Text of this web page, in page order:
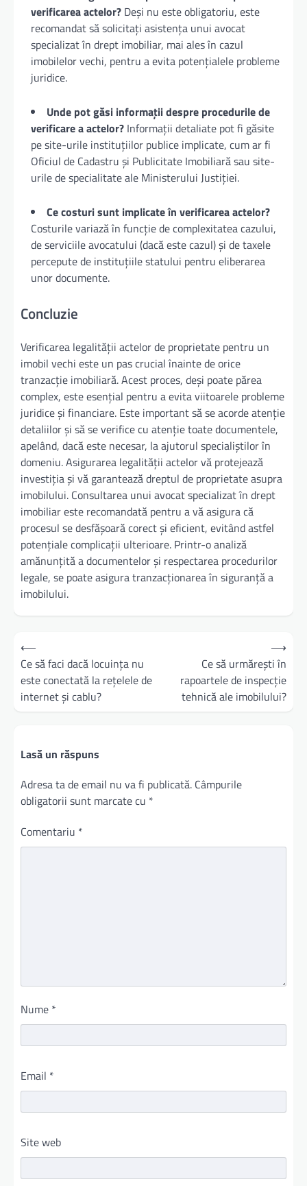
verificarea actelor? Deși nu este obligatoriu, este
recomandat să solicitați asistența unui avocat
specializat în drept imobiliar, mai ales în cazul
imobilelor vechi, pentru a evita potențialele probleme
juridice.
Unde pot găsi informații despre procedurile de
verificare a actelor? Informații detaliate pot fi găsite
pe site-urile instituțiilor publice implicate, cum ar fi
Oficiul de Cadastru și Publicitate Imobiliară sau site-
urile de specialitate ale Ministerului Justiției.
Ce costuri sunt implicate în verificarea actelor?
Costurile variază în funcție de complexitatea cazului,
de serviciile avocatului (dacă este cazul) și de taxele
percepute de instituțiile statului pentru eliberarea
unor documente.
Concluzie
Verificarea legalității actelor de proprietate pentru un
imobil vechi este un pas crucial înainte de orice
tranzacție imobiliară. Acest proces, deși poate părea
complex, este esențial pentru a evita viitoarele probleme
juridice și financiare. Este important să se acorde atenție
detaliilor și să se verifice cu atenție toate documentele,
apelând, dacă este necesar, la ajutorul specialiștilor în
domeniu. Asigurarea legalității actelor vă protejează
investiția și vă garantează dreptul de proprietate asupra
imobilului. Consultarea unui avocat specializat în drept
imobiliar este recomandată pentru a vă asigura că
procesul se desfășoară corect și eficient, evitând astfel
potențiale complicații ulterioare. Printr-o analiză
amănunțită a documentelor și respectarea procedurilor
legale, se poate asigura tranzacționarea în siguranță a
imobilului.
Navigare
în
articole
⟵
Ce să faci dacă locuința nu
este conectată la rețelele de
internet și cablu?
Ce să urmărești în
rapoartele de inspecție
tehnică ale imobilului?
⟶
Lasă un răspuns
Adresa ta de email nu va fi publicată. Câmpurile
obligatorii sunt marcate cu *
Comentariu *
Nume *
Email *
Site web